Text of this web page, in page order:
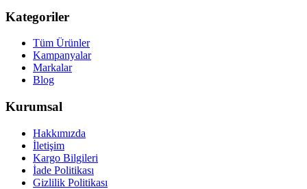
Kategoriler
Tüm Ürünler
Kampanyalar
Markalar
Blog
Kurumsal
Hakkımızda
İletişim
Kargo Bilgileri
İade Politikası
Gizlilik Politikası